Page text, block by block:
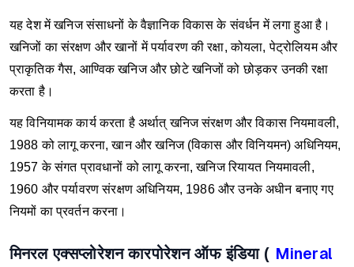
यह देश में खनिज संसाधनों के वैज्ञानिक विकास के संवर्धन में लगा हुआ है।
खनिजों का संरक्षण और खानों में पर्यावरण की रक्षा, कोयला, पेट्रोलियम और
प्राकृतिक गैस, आण्विक खनिज और छोटे खनिजों को छोड़कर उनकी रक्षा
करता है।
यह विनियामक कार्य करता है अर्थात् खनिज संरक्षण और विकास नियमावली,
1988 को लागू करना, खान और खनिज (विकास और विनियमन) अधिनियम,
1957 के संगत प्रावधानों को लागू करना, खनिज रियायत नियमावली,
1960 और पर्यावरण संरक्षण अधिनियम, 1986 और उनके अधीन बनाए गए
नियमों का प्रवर्तन करना।
मिनरल एक्सप्लोरेशन कारपोरेशन ऑफ इंडिया ( Mineral